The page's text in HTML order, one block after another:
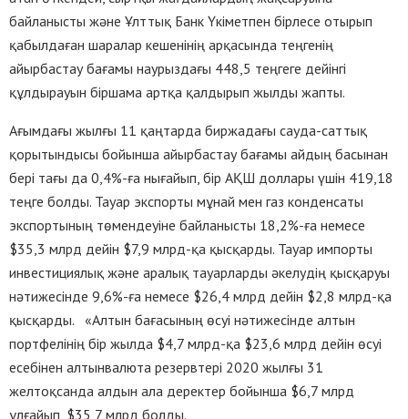
байланысты және Ұлттық Банк Үкіметпен бірлесе отырып
қабылдаған шаралар кешенінің арқасында теңгенің
айырбастау бағамы наурыздағы 448,5 теңгеге дейінгі
құлдырауын біршама артқа қалдырып жылды жапты.
Ағымдағы жылғы 11 қаңтарда биржадағы сауда-саттық
қорытындысы бойынша айырбастау бағамы айдың басынан
бері тағы да 0,4%-ға нығайып, бір АҚШ доллары үшін 419,18
теңге болды. Тауар экспорты мұнай мен газ конденсаты
экспортының төмендеуіне байланысты 18,2%-ға немесе
$35,3 млрд дейін $7,9 млрд-қа қысқарды. Тауар импорты
инвестициялық және аралық тауарларды әкелудің қысқаруы
нәтижесінде 9,6%-ға немесе $26,4 млрд дейін $2,8 млрд-қа
қысқарды. «Алтын бағасының өсуі нәтижесінде алтын
портфелінің бір жылда $4,7 млрд-қа $23,6 млрд дейін өсуі
есебінен алтынвалюта резервтері 2020 жылғы 31
желтоқсанда алдын ала деректер бойынша $6,7 млрд
ұлғайып, $35,7 млрд болды.